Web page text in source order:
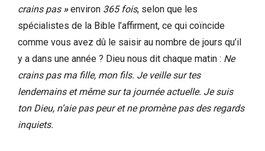
crains pas»environ 365 fois, selon que les
spécialistes de la Bible l’affirment, ce qui coïncide
comme vous avez dû le saisir au nombre de jours qu’il
y a dans une année ? Dieu nous dit chaque matin : Ne
crains pas ma fille, mon fils. Je veille sur tes
lendemains et même sur ta journée actuelle. Je suis
ton Dieu, n’aie pas peur et ne promène pas des regards
inquiets.